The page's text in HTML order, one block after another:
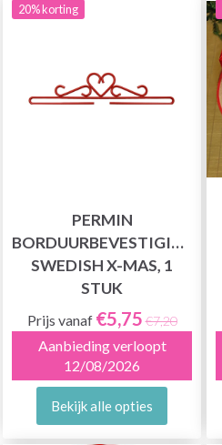
20% korting
PERMIN
BORDUURBEVESTIGING
SWEDISH X-MAS, 1
STUK
Prijs vanaf €5,75 €7,20
Aanbieding verloopt
12/08/2026
Bekijk alle opties